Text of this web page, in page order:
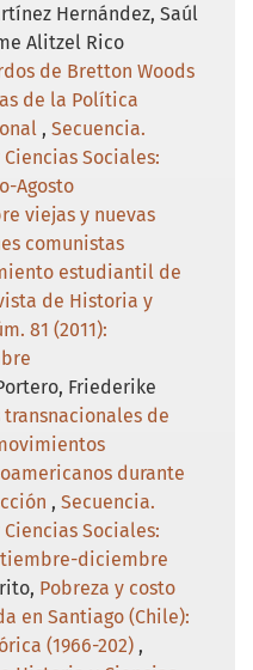
Hernández, Saúl
Alitzel Rico
de Bretton Woods
de la Política
, Secuencia.
Sociales:
Agosto
viejas y nuevas
comunistas
estudiantil de
de Historia y
81 (2011):
Friederike
transnacionales de
durante
, Secuencia.
Sociales:
diciembre
Pobreza y costo
en Santiago (Chile):
(1966-202) ,